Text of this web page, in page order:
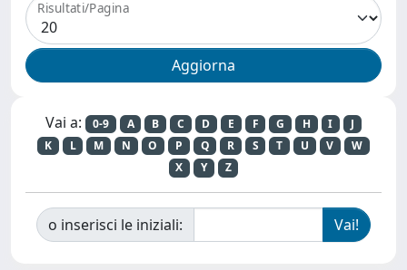
Risultati/Pagina
Vai a: 0-9 A B C D E F G H I
J
K
L M N O P Q R S T U V
W
X
Y Z
o inserisci le iniziali: